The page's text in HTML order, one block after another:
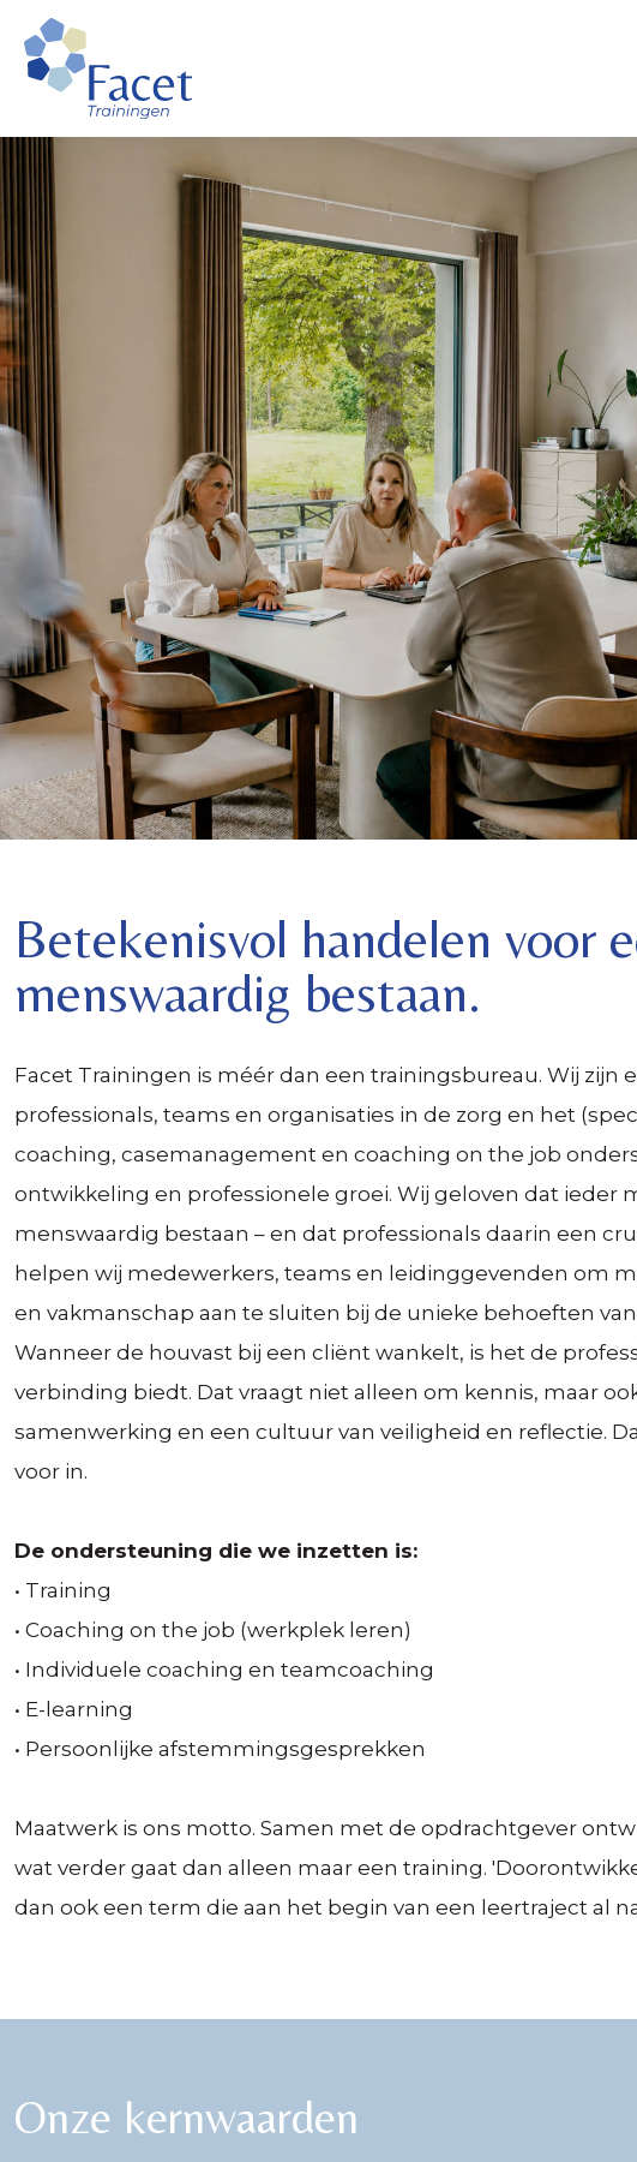
Betekenisvol handelen voor
menswaardig bestaan.
Facet Trainingen is méér dan een trainingsbureau. Wij zijn
professionals, teams en organisaties in de zorg en het
coaching, casemanagement en coaching on the job
ontwikkeling en professionele groei. Wij geloven dat ieder
menswaardig bestaan – en dat professionals daarin een
helpen wij medewerkers, teams en leidinggevenden om
en vakmanschap aan te sluiten bij de unieke behoeften
Wanneer de houvast bij een cliënt wankelt, is het de
verbinding biedt. Dat vraagt niet alleen om kennis, maar
samenwerking en een cultuur van veiligheid en reflectie.
voor in.
De ondersteuning die we inzetten is:
• Training
• Coaching on the job (werkplek leren)
• Individuele coaching en teamcoaching
• E-learning
• Persoonlijke afstemmingsgesprekken
Maatwerk is ons motto. Samen met de opdrachtgever
wat verder gaat dan alleen maar een training.
dan ook een term die aan het begin van een leertraject al
Onze kernwaarden